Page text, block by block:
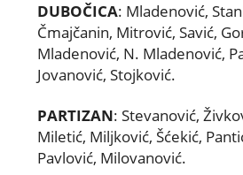
DUBOČICA: Mladenović,
Čmajčanin, Mitrović, Savić,
Mladenović, N. Mladenović,
Jovanović, Stojković.
PARTIZAN: Stevanović,
Miletić, Miljković, Šćekić,
Pavlović, Milovanović.